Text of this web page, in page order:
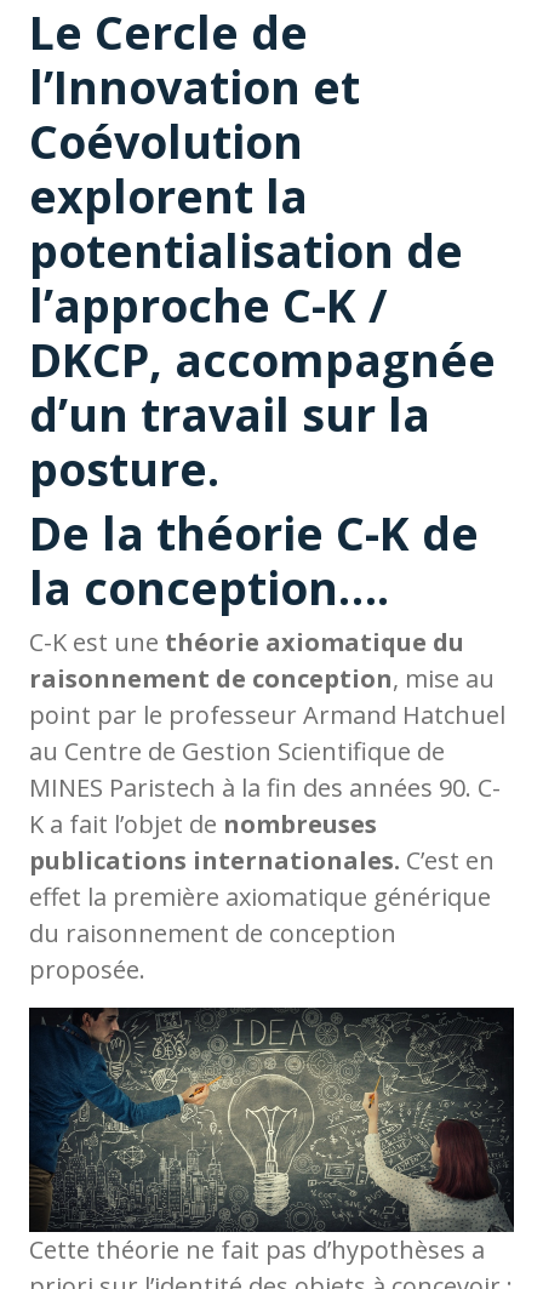
Le Cercle de
l’Innovation et
Coévolution
explorent la
potentialisation de
l’approche C-K /
DKCP, accompagnée
d’un travail sur la
posture.
De la théorie C-K de
la conception….
C-K est une théorie axiomatique du
raisonnement de conception, mise au
point par le professeur Armand Hatchuel
au Centre de Gestion Scientifique de
MINES Paristech à la fin des années 90. C-
K a fait l’objet de nombreuses
publications internationales. C’est en
effet la première axiomatique générique
du raisonnement de conception
proposée.
Cette théorie ne fait pas d’hypothèses a